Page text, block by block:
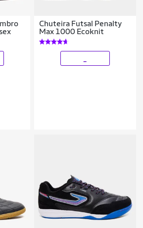
Chuteira Futsal Penalty
Max 1000 Ecoknit